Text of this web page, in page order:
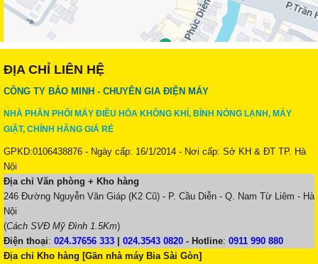
ĐỊA CHỈ LIÊN HỆ
CÔNG TY BẢO MINH - CHUYÊN GIA ĐIỆN MÁY
NHÀ PHÂN PHỐI MÁY ĐIỀU HÒA KHÔNG KHÍ, BÌNH NÓNG LẠNH, MÁY
GIẶT, CHÍNH HÃNG GIÁ RẺ
GPKD:0106438876 - Ngày cấp: 16/1/2014 - Nơi cấp: Sở KH & ĐT TP. Hà
Nội
Địa chỉ Văn phòng + Kho hàng
246 Đường Nguyễn Văn Giáp (K2 Cũ) - P. Cầu Diễn - Q. Nam Từ Liêm - Hà
Nội
(Cách SVĐ Mỹ Đình 1.5Km)
Điện thoại: 024.37656 333 | 024.3543 0820 - Hotline: 0911 990 880
Địa chỉ Kho hàng [Gần nhà máy Bia Sài Gòn]